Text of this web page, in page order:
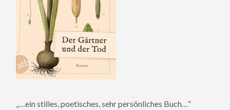
„…ein stilles, poetisches, sehr persönliches Buch…“